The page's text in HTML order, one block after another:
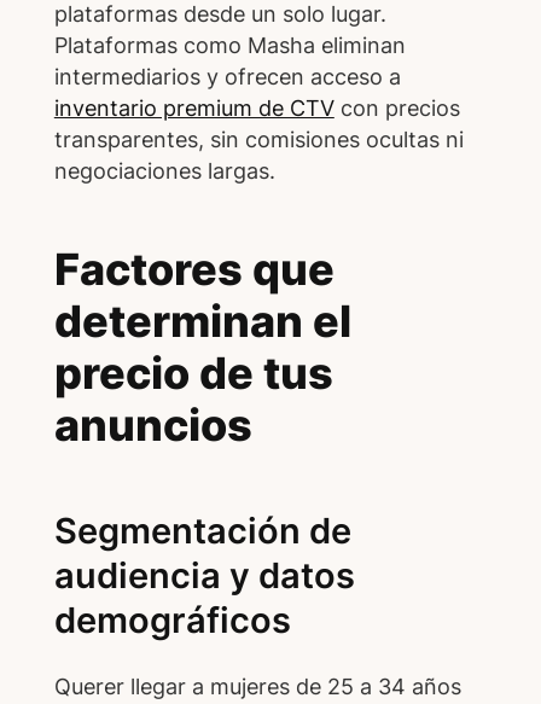
plataformas desde un solo lugar.
Plataformas como Masha eliminan
intermediarios y ofrecen acceso a
inventario premium de CTVcon precios
transparentes, sin comisiones ocultas ni
negociaciones largas.
Factores que
determinan el
precio de tus
anuncios
Segmentación de
audiencia y datos
demográficos
Querer llegar a mujeres de 25 a 34 años